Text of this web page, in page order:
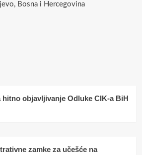
Bosna i Hercegovina
hitno objavljivanje Odluke CIK-a BiH
zamke za učešće na